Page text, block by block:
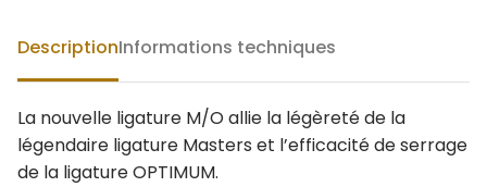
DescriptionInformations techniques
La nouvelle ligature M/O allie la légèreté de la
légendaire ligature Masters et l’efficacité de serrage
de la ligature OPTIMUM.